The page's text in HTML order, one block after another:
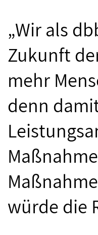
„Wir als
Zukunft
mehr
denn
würde die